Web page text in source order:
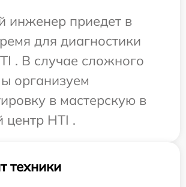
инженер приедет в
для диагностики
. В случае сложного
организуем
в мастерскую в
центр HTI .
техники